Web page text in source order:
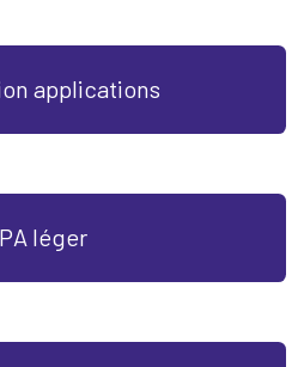
applications
léger